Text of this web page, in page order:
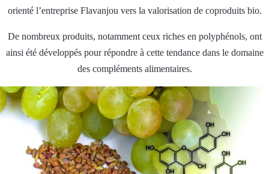
orienté l’entreprise Flavanjou vers la valorisation de coproduits bio.
De nombreux produits, notamment ceux riches en polyphénols, ont
ainsi été développés pour répondre à cette tendance dans le domaine
des compléments alimentaires.